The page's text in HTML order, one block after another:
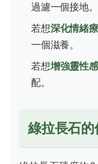
過濾一個接地。
若想深化情緒
一個滋養。
若想增強靈性
配。
綠拉長石